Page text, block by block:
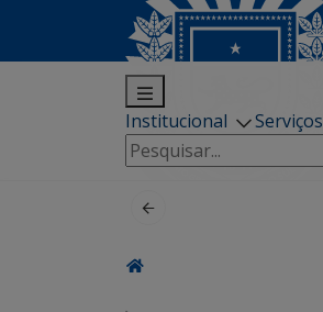
Institucional Serviços
Pesquisar
por: